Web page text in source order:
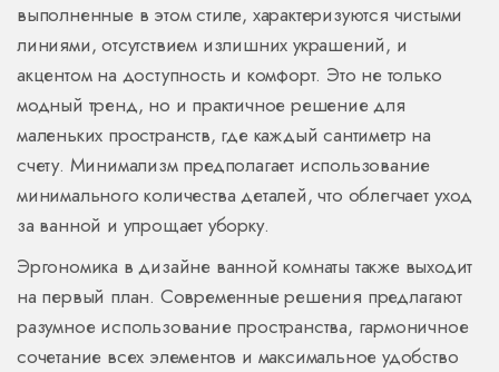
выполненные в этом стиле, характеризуются чистыми
линиями, отсутствием излишних украшений, и
акцентом на доступность и комфорт. Это не только
модный тренд, но и практичное решение для
маленьких пространств, где каждый сантиметр на
счету. Минимализм предполагает использование
минимального количества деталей, что облегчает уход
за ванной и упрощает уборку.
Эргономика в дизайне ванной комнаты также выходит
на первый план. Современные решения предлагают
разумное использование пространства, гармоничное
сочетание всех элементов и максимальное удобство